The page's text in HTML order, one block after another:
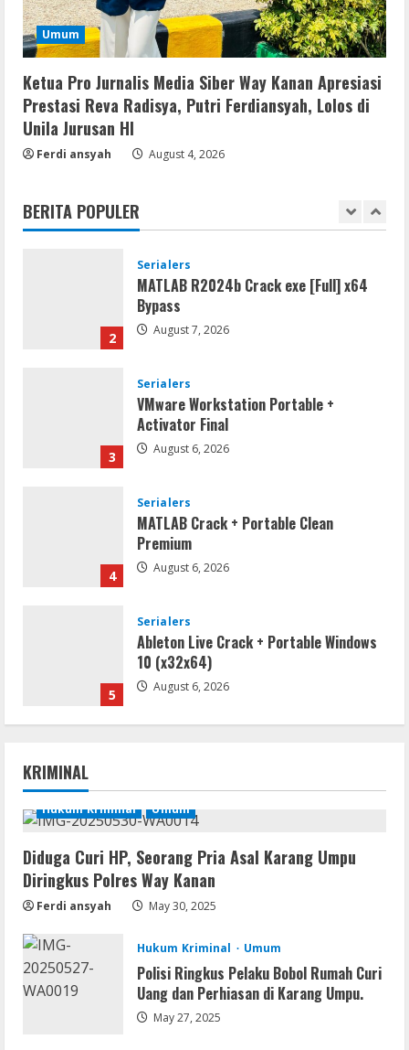
Umum
Ketua Pro Jurnalis Media Siber Way Kanan Apresiasi
Prestasi Reva Radisya, Putri Ferdiansyah, Lolos di
Unila Jurusan HI
Ferdi ansyah August 4, 2026
BERITA POPULER
5
Serialers
Ableton Live Crack + Portable Windows
August 6, 2026
1
Remux
Coyote vs. Acme 2026 Pre-DVDRip
2
Serialers
MATLAB R2024b Crack exe [Full] x64
Bypass
August 7, 2026
3
Serialers
VMware Workstation Portable +
Activator Final
August 6, 2026
4
Serialers
MATLAB Crack + Portable Clean
Premium
August 6, 2026
5
Serialers
Ableton Live Crack + Portable Windows
10 (x32x64)
August 6, 2026
1
Serialers
MATLAB R2024b Crack exe [Full] x64
Bypass
Serialers
VMware Workstation Portable +
Activator Final
KRIMINAL
Hukum Kriminal Umum
Diduga Curi HP, Seorang Pria Asal Karang Umpu
Diringkus Polres Way Kanan
Ferdi ansyah May 30, 2025
Hukum Kriminal Umum
Polisi Ringkus Pelaku Bobol Rumah Curi
Uang dan Perhiasan di Karang Umpu.
May 27, 2025